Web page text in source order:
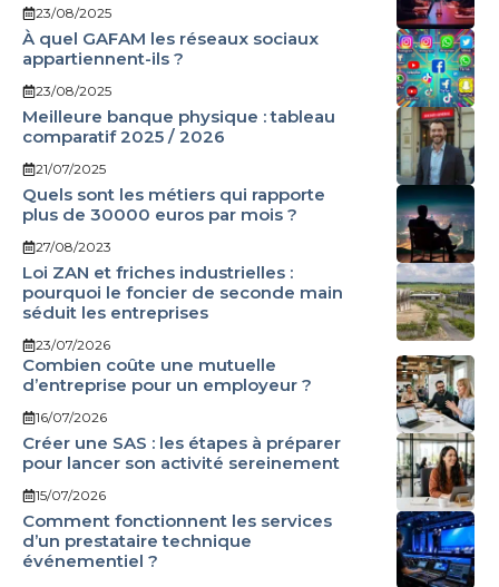
23/08/2025
À quel GAFAM les réseaux sociaux
appartiennent-ils ?
23/08/2025
Meilleure banque physique : tableau
comparatif 2025 / 2026
21/07/2025
Quels sont les métiers qui rapporte
plus de 30000 euros par mois ?
27/08/2023
Loi ZAN et friches industrielles :
pourquoi le foncier de seconde main
séduit les entreprises
23/07/2026
Combien coûte une mutuelle
d’entreprise pour un employeur ?
16/07/2026
Créer une SAS : les étapes à préparer
pour lancer son activité sereinement
15/07/2026
Comment fonctionnent les services
d’un prestataire technique
événementiel ?